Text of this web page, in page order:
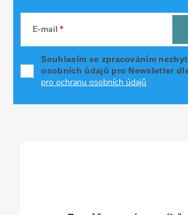
E-mail
Souhlasím se zpracováním
osobních údajů pro Newsletter
pro ochranu osobních údajů